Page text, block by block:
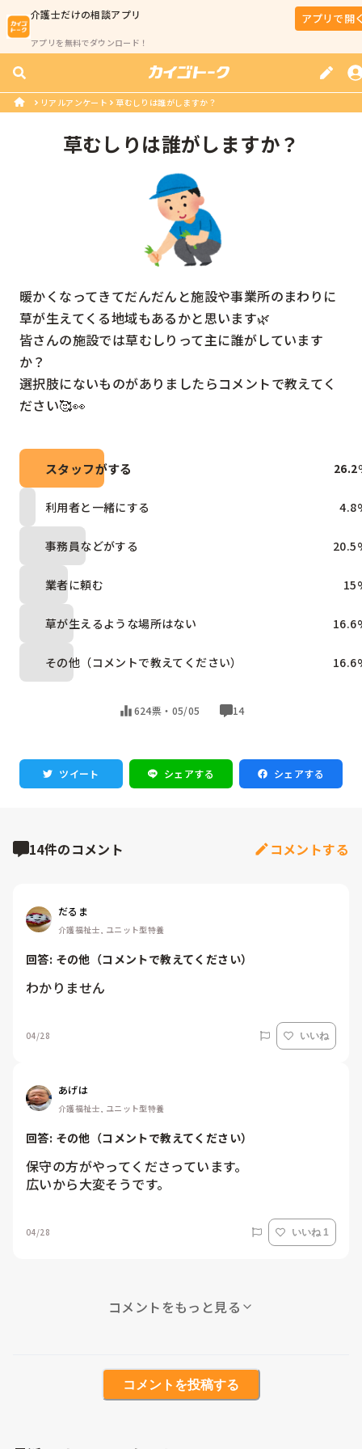
介護士だけの相談アプリ
アプリを無料でダウンロード！
アプリで開
リアルアンケート 草むしりは誰がしますか？
草むしりは誰がしますか？
暖かくなってきてだんだんと施設や事業所のまわりに
草が生えてくる地域もあるかと思います🌿
皆さんの施設では草むしりって主に誰がしています
か？
選択肢にないものがありましたらコメントで教えてく
ださい🥰👀
スタッフがする 26.2
利用者と一緒にする 4.8
事務員などがする 20.5
業者に頼む 15
草が生えるような場所はない 16.6
その他（コメントで教えてください） 16.6
624票・ 05/05 14
ツイート シェアする シェアする
14件のコメント コメントする
だるま
介護福祉士, ユニット型特養
回答: その他（コメントで教えてください）
わかりません
04/28 いいね
あげは
介護福祉士, ユニット型特養
回答: その他（コメントで教えてください）
保守の方がやってくださっています。
広いから大変そうです。
04/28 いいね 1
コメントをもっと見る
コメントを投稿する